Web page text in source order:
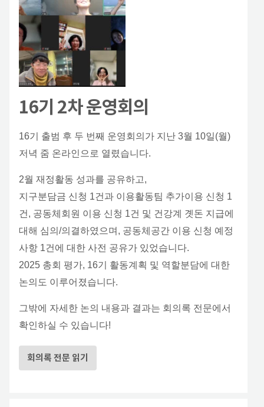
16기 2차 운영회의
16기 출범 후 두 번째 운영회의가 지난 3월 10일(월)
저녁 줌 온라인으로 열렸습니다.
2월 재정활동 성과를 공유하고,
지구분담금 신청 1건과 이용활동팀 추가이용 신청 1
건, 공동체회원 이용 신청 1건 및 건강계 곗돈 지급에
대해 심의/의결하였으며, 공동체공간 이용 신청 예정
사항 1건에 대한 사전 공유가 있었습니다.
2025 총회 평가, 16기 활동계획 및 역할분담에 대한
논의도 이루어졌습니다.
그밖에 자세한 논의 내용과 결과는 회의록 전문에서
확인하실 수 있습니다!
회의록 전문 읽기